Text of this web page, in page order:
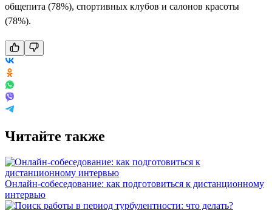
общепита (78%), спортивных клубов и салонов красоты
(78%).
Читайте также
Онлайн-собеседование: как подготовиться к дистанционному
интервью